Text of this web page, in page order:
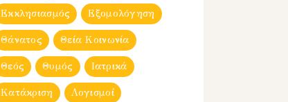
Εκκλησιασμός Εξομολόγηση
Θάνατος Θεία Κοινωνία
Θεός Θυμός Ιατρικά
Κατάκριση Λογισμοί